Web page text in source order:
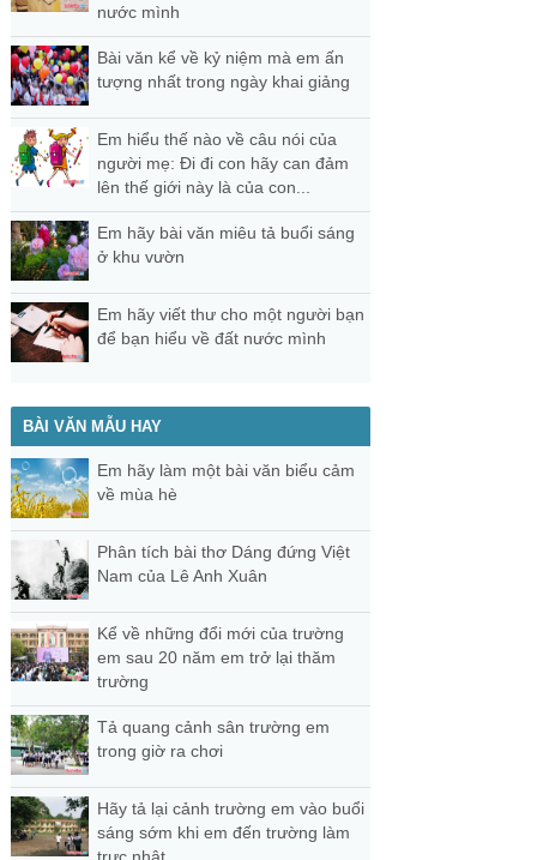
nước mình
Bài văn kể về kỷ niệm mà em ấn
tượng nhất trong ngày khai giảng
Em hiểu thế nào về câu nói của
người mẹ: Đi đi con hãy can đảm
lên thế giới này là của con...
Em hãy bài văn miêu tả buổi sáng
ở khu vườn
Em hãy viết thư cho một người bạn
để bạn hiểu về đất nước mình
BÀI VĂN MẪU HAY
Em hãy làm một bài văn biểu cảm
về mùa hè
Phân tích bài thơ Dáng đứng Việt
Nam của Lê Anh Xuân
Kể về những đổi mới của trường
em sau 20 năm em trở lại thăm
trường
Tả quang cảnh sân trường em
trong giờ ra chơi
Hãy tả lại cảnh trường em vào buổi
sáng sớm khi em đến trường làm